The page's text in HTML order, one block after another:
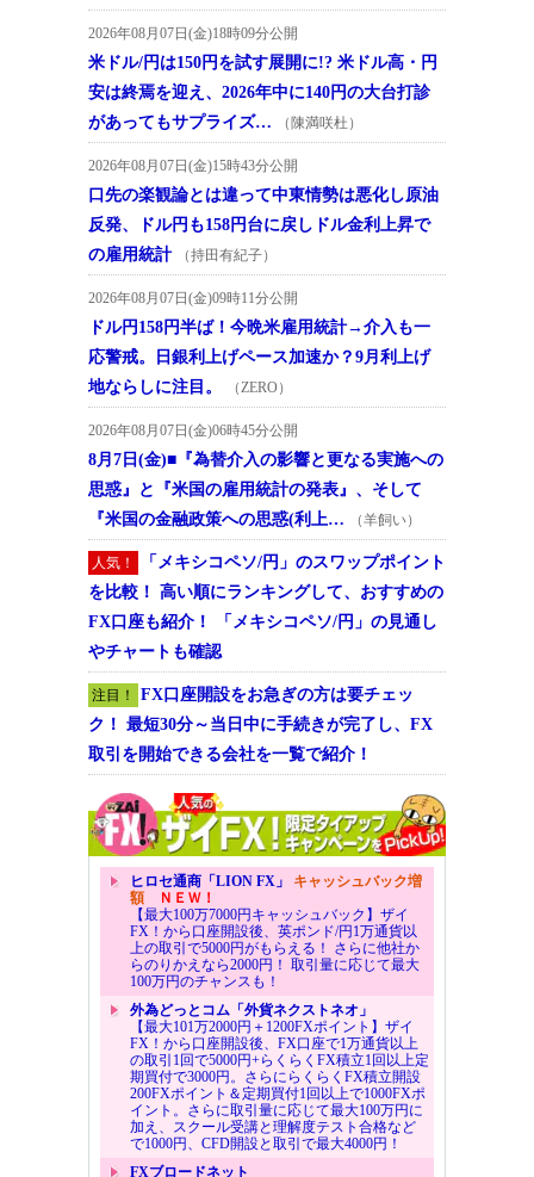
2026年08月07日(金)18時09分公開
米ドル/円は150円を試す展開に!? 米ドル高・円
安は終焉を迎え、2026年中に140円の大台打診
があってもサプライズ…
（陳満咲杜）
2026年08月07日(金)15時43分公開
口先の楽観論とは違って中東情勢は悪化し原油
反発、ドル円も158円台に戻しドル金利上昇で
の雇用統計
（持田有紀子）
2026年08月07日(金)09時11分公開
ドル円158円半ば！今晩米雇用統計→介入も一
応警戒。日銀利上げペース加速か？9月利上げ
地ならしに注目。
（ZERO）
2026年08月07日(金)06時45分公開
8月7日(金)■『為替介入の影響と更なる実施への
思惑』と『米国の雇用統計の発表』、そして
『米国の金融政策への思惑(利上…
（羊飼い）
人気！
「メキシコペソ/円」のスワップポイント
を比較！ 高い順にランキングして、おすすめの
FX口座も紹介！ 「メキシコペソ/円」の見通し
やチャートも確認
注目！
FX口座開設をお急ぎの方は要チェッ
ク！ 最短30分～当日中に手続きが完了し、FX
取引を開始できる会社を一覧で紹介！
ヒロセ通商「LION FX」 キャッシュバック増
額ＮＥＷ！
【最大100万7000円キャッシュバック】ザイ
FX！から口座開設後、英ポンド/円1万通貨以
上の取引で5000円がもらえる！ さらに他社か
らのりかえなら2000円！ 取引量に応じて最大
100万円のチャンスも！
外為どっとコム「外貨ネクストネオ」
【最大101万2000円＋1200FXポイント】ザイ
FX！から口座開設後、FX口座で1万通貨以上
の取引1回で5000円+らくらくFX積立1回以上定
期買付で3000円。さらにらくらくFX積立開設
200FXポイント＆定期買付1回以上で1000FXポ
イント。さらに取引量に応じて最大100万円に
加え、スクール受講と理解度テスト合格など
で1000円、CFD開設と取引で最大4000円！
FXブロードネット